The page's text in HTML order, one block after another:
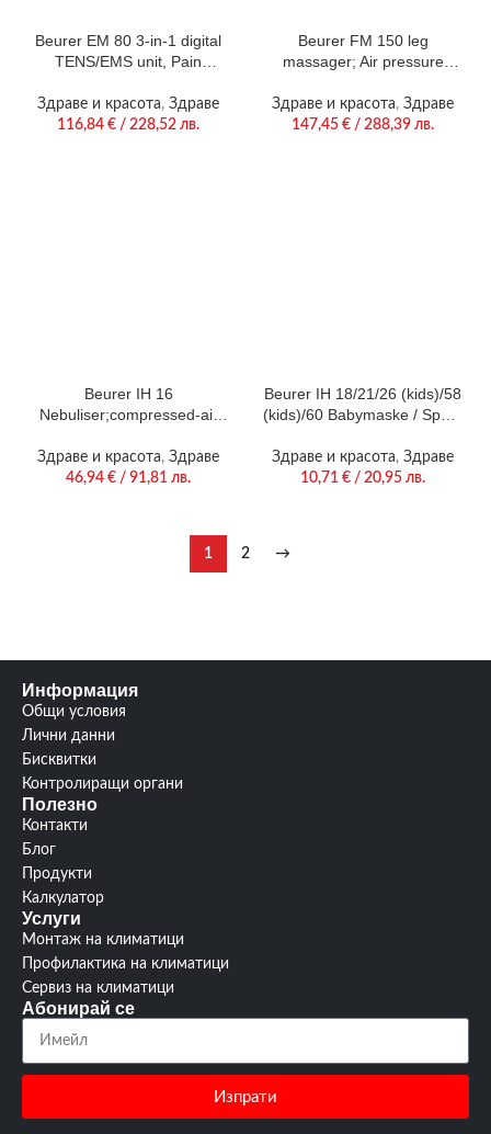
Beurer EM 80 3-in-1 digital
TENS/EMS unit, Pain
stimulation (EMS),
Relaxation and massage, 8
Здраве и красота, Здраве
116,84 € / 228,52 лв.
Beurer FM 150 leg
massager; Air pressure
Stop; Medical device
Здраве и красота, Здраве
147,45 € / 288,39 лв.
Beurer IH 16
Nebuliser;compressed-air
medicine atomizer;adult and
children masks;medical
Здраве и красота, Здраве
46,94 € / 91,81 лв.
Beurer IH 18/21/26 (kids)/58
(kids)/60 Babymaske / Spare
Здраве и красота, Здраве
10,71 € / 20,95 лв.
1 2 →
Информация
Общи условия
Лични данни
Бисквитки
Контролиращи органи
Полезно
Контакти
Блог
Продукти
Калкулатор
Услуги
Монтаж на климатици
Профилактика на климатици
Сервиз на климатици
Абонирай се
Изпрати